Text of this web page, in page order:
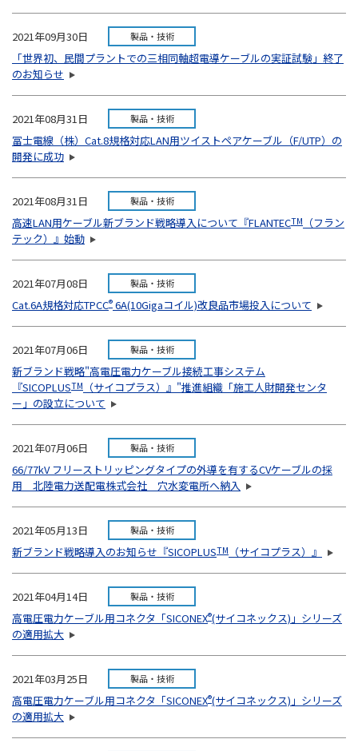
2021年09月30日 製品・技術
「世界初、民間プラントでの三相同軸超電導ケーブルの実証試験」終了
のお知らせ
2021年08月31日 製品・技術
冨士電線（株）Cat.8規格対応LAN用ツイストペアケーブル（F/UTP）の
開発に成功
2021年08月31日 製品・技術
高速LAN用ケーブル新ブランド戦略導入について『FLANTECTM
（フラン
テック）』始動
2021年07月08日 製品・技術
Cat.6A規格対応TPCC® 6A(10Gigaコイル)改良品市場投入について
2021年07月06日 製品・技術
新ブランド戦略"高電圧電力ケーブル接続工事システム
『SICOPLUSTM
（サイコプラス）』"推進組織「施工人財開発センタ
ー」の設立について
2021年07月06日 製品・技術
66/77kV フリーストリッピングタイプの外導を有するCVケーブルの採
用 北陸電力送配電株式会社 穴水変電所へ納入
2021年05月13日 製品・技術
新ブランド戦略導入のお知らせ『SICOPLUSTM （サイコプラス）』
2021年04月14日 製品・技術
高電圧電力ケーブル用コネクタ「SICONEX®(サイコネックス)」シリーズ
の適用拡大
2021年03月25日 製品・技術
高電圧電力ケーブル用コネクタ「SICONEX®(サイコネックス)」シリーズ
の適用拡大